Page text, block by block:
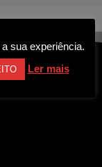
sua experiência.
Ler mais